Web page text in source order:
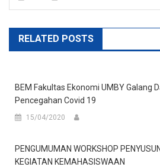
RELATED POSTS
BEM Fakultas Ekonomi UMBY Galang
Pencegahan Covid 19
15/04/2020
PENGUMUMAN WORKSHOP
KEGIATAN KEMAHASISWAAN